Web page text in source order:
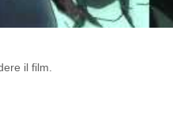
il film.